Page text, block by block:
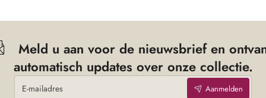
Meld u aan voor de nieuwsbrief en
automatisch updates over onze collectie.
E-
mailadres
Aanmelden